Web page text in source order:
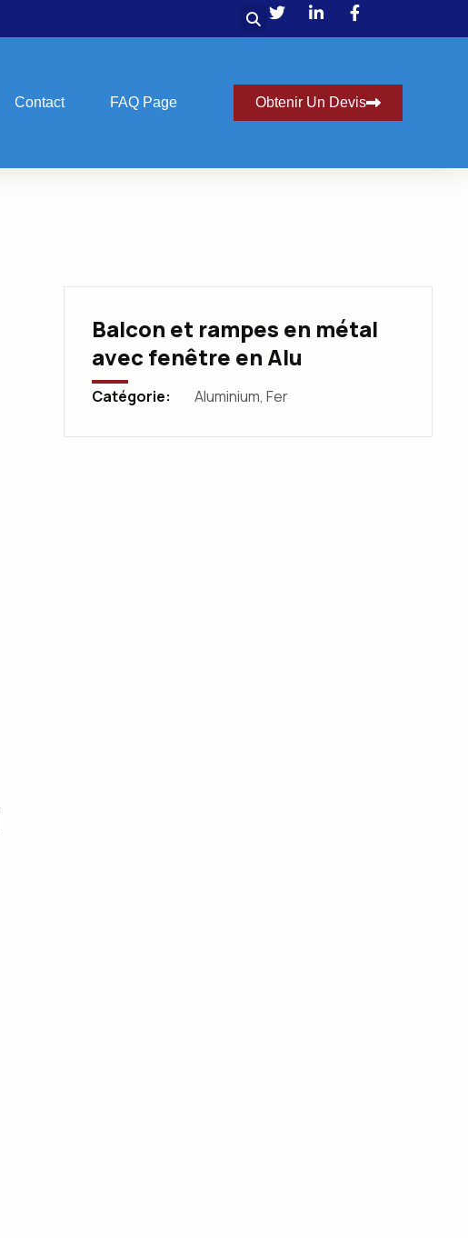
Contact FAQ Page Obtenir Un Devis
Balcon et rampes en métal
avec fenêtre en Alu
Catégorie: Aluminium, Fer